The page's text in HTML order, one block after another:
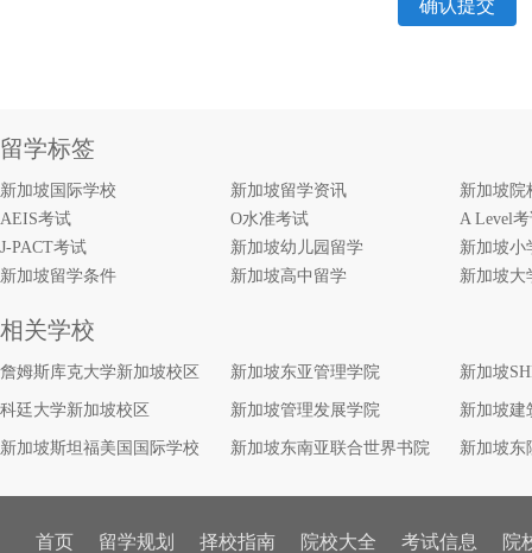
确认提交
留学标签
新加坡国际学校 新加坡留学资讯
新加坡院
AEIS考试
O水准考试
A Level
J-PACT考试
新加坡幼儿园留学
新加坡小
新加坡留学条件
新加坡高中留学 新加坡大
相关学校
詹姆斯库克大学新加坡校区 新加坡东亚管理学院 新加坡
科廷大学新加坡校区 新加坡管理发展学院 新加坡建
新加坡斯坦福美国国际学校 新加坡东南亚联合世界书院 新加坡东
首页 留学规划 择校指南 院校大全 考试信息 院